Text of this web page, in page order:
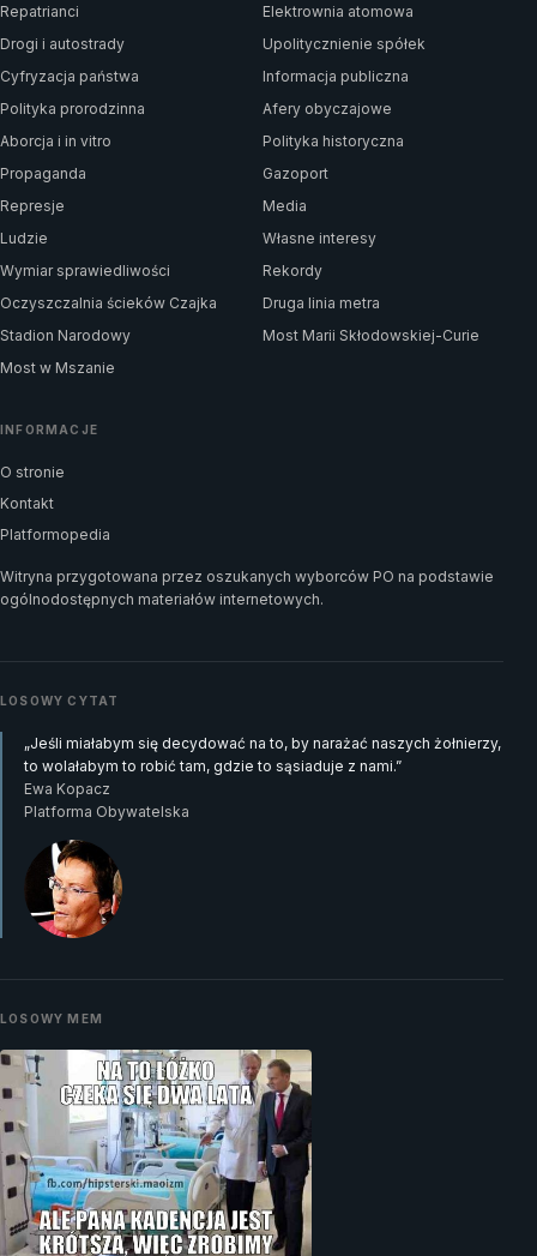
Repatrianci
Elektrownia atomowa
Drogi i autostrady
Upolitycznienie spółek
Cyfryzacja państwa
Informacja publiczna
Polityka prorodzinna
Afery obyczajowe
Aborcja i in vitro
Polityka historyczna
Propaganda
Gazoport
Represje
Media
Ludzie
Własne interesy
Wymiar sprawiedliwości
Rekordy
Oczyszczalnia ścieków Czajka
Druga linia metra
Stadion Narodowy
Most Marii Skłodowskiej-Curie
Most w Mszanie
INFORMACJE
O stronie
Kontakt
Platformopedia
Witryna przygotowana przez oszukanych wyborców PO na podstawie
ogólnodostępnych materiałów internetowych.
LOSOWY CYTAT
„Jeśli miałabym się decydować na to, by narażać naszych żołnierzy,
to wolałabym to robić tam, gdzie to sąsiaduje z nami.”
Ewa Kopacz
Platforma Obywatelska
LOSOWY MEM